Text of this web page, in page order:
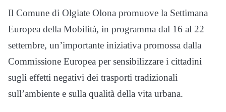
Il Comune di Olgiate Olona promuove la Settimana
Europea della Mobilità, in programma dal 16 al 22
settembre, un’importante iniziativa promossa dalla
Commissione Europea per sensibilizzare i cittadini
sugli effetti negativi dei trasporti tradizionali
sull’ambiente e sulla qualità della vita urbana.